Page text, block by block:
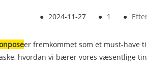
● 2024-11-27 ● 1 ●
er fremkommet som et must-have
hvordan vi bærer vores væsentlige